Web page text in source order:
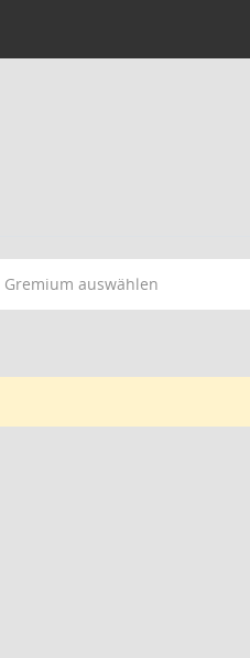
Gremium auswählen